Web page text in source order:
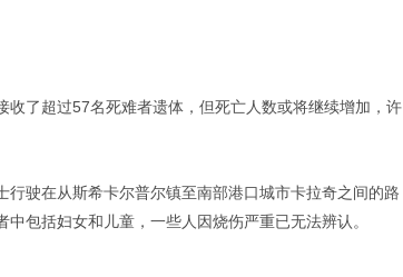
收了超过57名死难者遗体，但死亡人数或将继续增加，许
行驶在从斯希卡尔普尔镇至南部港口城市卡拉奇之间的路
包括妇女和儿童，一些人因烧伤严重已无法辨认。